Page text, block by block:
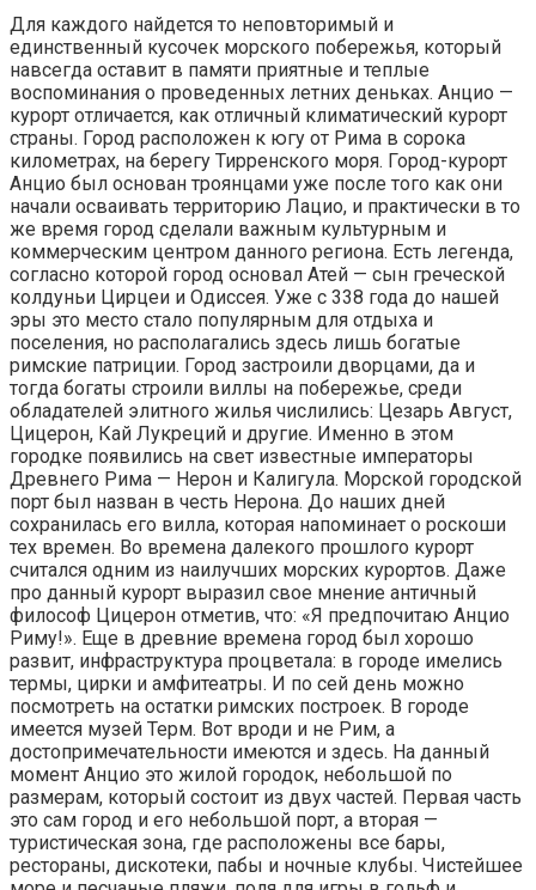
Для каждого найдется то неповторимый и
единственный кусочек морского побережья, который
навсегда оставит в памяти приятные и теплые
воспоминания о проведенных летних деньках. Анцио —
курорт отличается, как отличный климатический курорт
страны. Город расположен к югу от Рима в сорока
километрах, на берегу Тирренского моря. Город-курорт
Анцио был основан троянцами уже после того как они
начали осваивать территорию Лацио, и практически в то
же время город сделали важным культурным и
коммерческим центром данного региона. Есть легенда,
согласно которой город основал Атей — сын греческой
колдуньи Цирцеи и Одиссея. Уже с 338 года до нашей
эры это место стало популярным для отдыха и
поселения, но располагались здесь лишь богатые
римские патриции. Город застроили дворцами, да и
тогда богаты строили виллы на побережье, среди
обладателей элитного жилья числились: Цезарь Август,
Цицерон, Кай Лукреций и другие. Именно в этом
городке появились на свет известные императоры
Древнего Рима — Нерон и Калигула. Морской городской
порт был назван в честь Нерона. До наших дней
сохранилась его вилла, которая напоминает о роскоши
тех времен. Во времена далекого прошлого курорт
считался одним из наилучших морских курортов. Даже
про данный курорт выразил свое мнение античный
философ Цицерон отметив, что: «Я предпочитаю Анцио
Риму!». Еще в древние времена город был хорошо
развит, инфраструктура процветала: в городе имелись
термы, цирки и амфитеатры. И по сей день можно
посмотреть на остатки римских построек. В городе
имеется музей Терм. Вот вроди и не Рим, а
достопримечательности имеются и здесь. На данный
момент Анцио это жилой городок, небольшой по
размерам, который состоит из двух частей. Первая часть
это сам город и его небольшой порт, а вторая —
туристическая зона, где расположены все бары,
рестораны, дискотеки, пабы и ночные клубы. Чистейшее